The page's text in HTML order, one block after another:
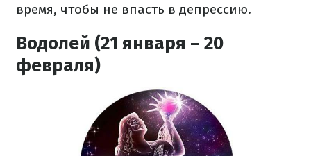
время, чтобы не впасть в депрессию.
Водолей (21 января – 20
февраля)